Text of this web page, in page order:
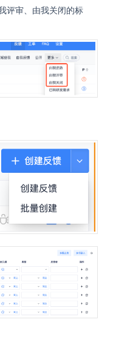
评审、由我关闭的标